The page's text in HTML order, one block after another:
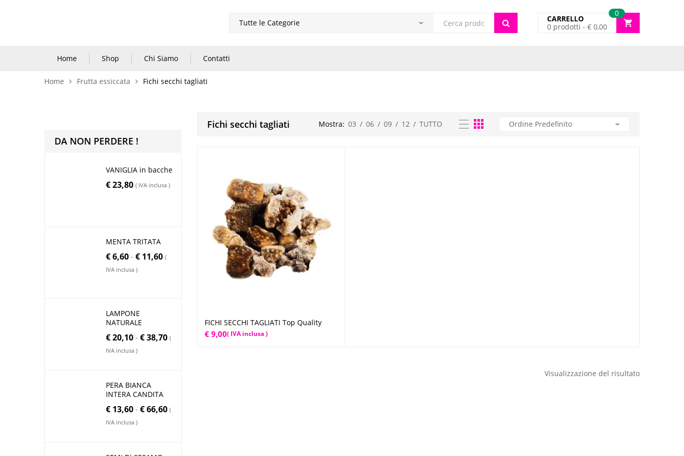
Products
0
CARRELLO
0 prodotti - € 0,00
Home Shop Chi Siamo Contatti
Home Frutta essiccata Fichi secchi tagliati
Fichi secchi tagliati Mostra: 03 / 06 / 09 / 12 / TUTTO
Scegli
FICHI SECCHI TAGLIATI Top Quality
€ 9,00( IVA inclusa )
Visualizzazione del risultato
DA NON PERDERE !
VANIGLIA in bacche
€23,80 ( IVA inclusa )
MENTA TRITATA
€6,60 - € 11,60 (
IVA inclusa )
LAMPONE
NATURALE
€20,10 - €38,70 (
IVA inclusa )
PERA BIANCA
INTERA CANDITA
€ 13,60 - €66,60 (
IVA inclusa )